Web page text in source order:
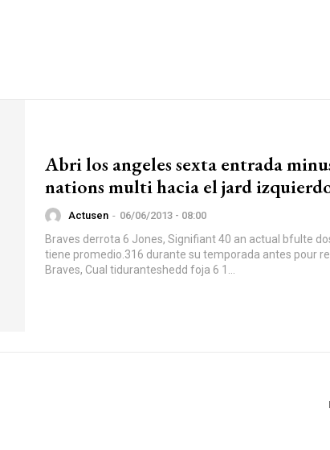
Abri los angeles sexta entrada
nations multi hacia el jard
Actusen - 06/06/2013 - 08:00
Braves derrota 6 Jones, Signifiant 40 an actual bfulte dos impn'trbles
tiene promedio.316 durante su temporada antes pour
Braves, Cual tiduranteshedd foja 6 1...